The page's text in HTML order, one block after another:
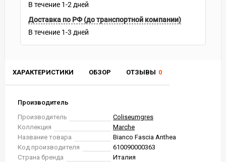
ХАРАКТЕРИСТИКИ ОБЗОР ОТЗЫВЫ 0
Производитель
Производитель
Coliseumgres
Коллекция
Marche
Название товара
Bianco Fascia Anthea
Код производителя
610090000363
Страна бренда
Италия
В течение 1-2 дней
Доставка по РФ (до транспортной компании)
В течение 1-3 дней